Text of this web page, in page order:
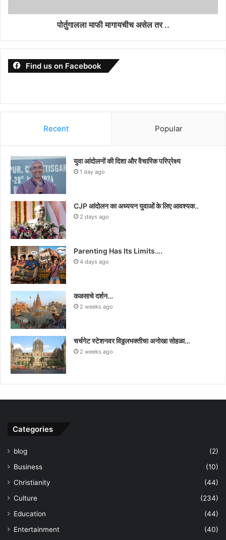
पोर्तुगालला माफी मागायचीच असेल तर ..
Find us on Facebook
Recent Popular
युवा आंदोलनों की दिशा और वैचारिक परिप्रेक्ष्य
1 day ago
CJP आंदोलन का अध्ययन युवाओं के लिए आवश्यक..
2 days ago
Parenting Has Its Limits….
4 days ago
कळसाचे दर्शन…
2 weeks ago
चर्चगेट स्टेशनवर विठ्ठलभक्तीचा अनोखा सोहळा…
2 weeks ago
Categories
blog
(2)
Business
(10)
Christianity
(44)
Culture
(234)
Education
(44)
Entertainment
(40)